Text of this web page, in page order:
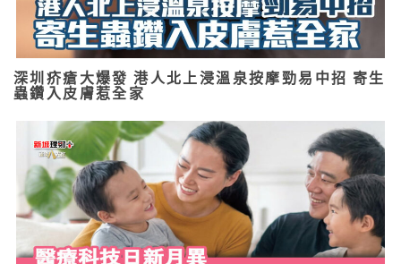
深圳疥瘡大爆發 港人北上浸溫泉按摩勁易中招 寄生
蟲鑽入皮膚惹全家